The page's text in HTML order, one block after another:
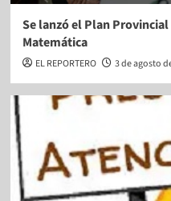
Se lanzó el Plan
Matemática
EL REPORTERO 3 de agosto